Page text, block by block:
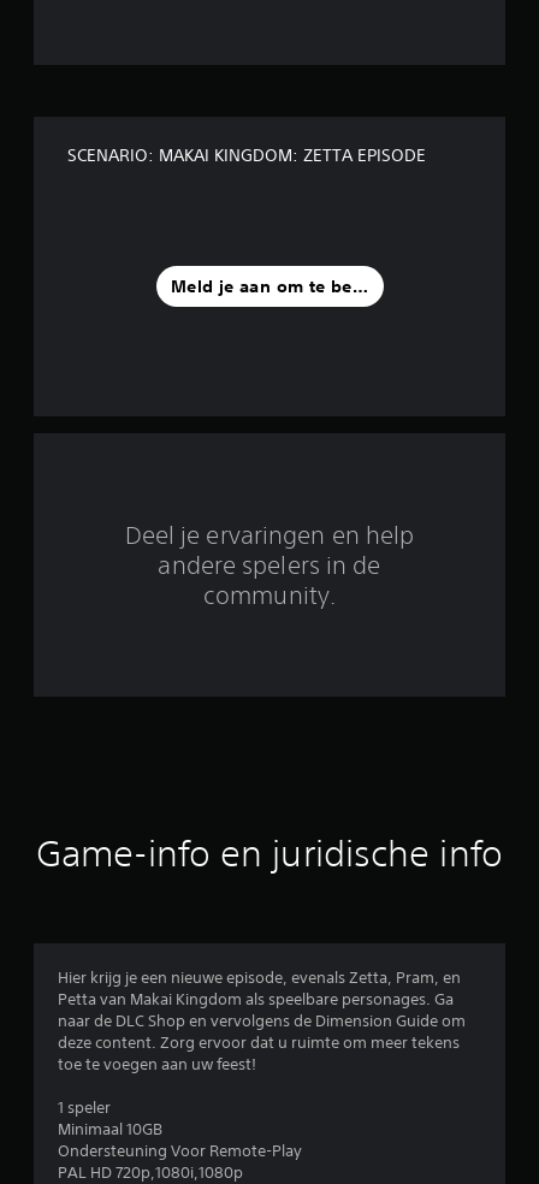
t
i
e
r
l
i
n
SCENARIO: MAKAI KINGDOM: ZETTA EPISODE
Meld je aan om te beoordelen
Deel je ervaringen en help
andere spelers in de
community.
Game-info en juridische info
Hier krijg je een nieuwe episode, evenals Zetta, Pram, en
Petta van Makai Kingdom als speelbare personages. Ga
naar de DLC Shop en vervolgens de Dimension Guide om
deze content. Zorg ervoor dat u ruimte om meer tekens
toe te voegen aan uw feest!
1 speler
Minimaal 10GB
Ondersteuning Voor Remote-Play
PAL HD 720p,1080i,1080p